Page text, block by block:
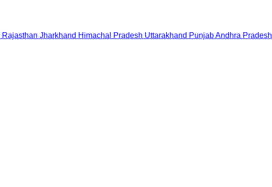
Rajasthan Jharkhand Himachal Pradesh Uttarakhand PunjabAndhra Pradesh